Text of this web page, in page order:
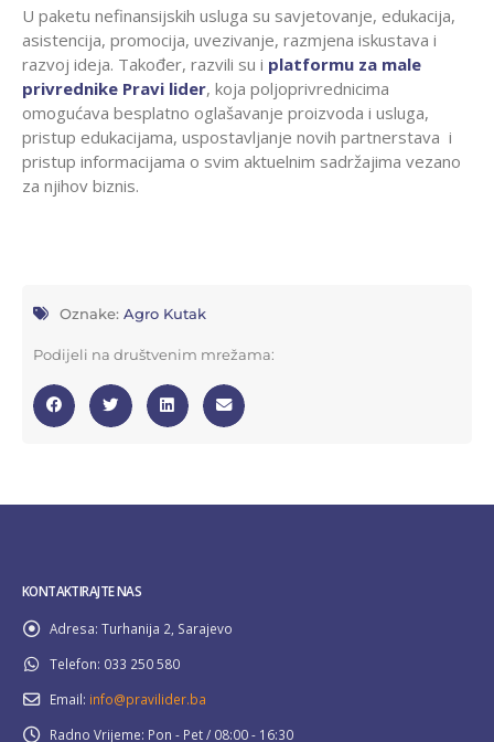
U paketu nefinansijskih usluga su savjetovanje, edukacija,
asistencija, promocija, uvezivanje, razmjena iskustava i
razvoj ideja. Također, razvili su i platformu za male
privrednike Pravi lider, koja poljoprivrednicima
omogućava besplatno oglašavanje proizvoda i usluga,
pristup edukacijama, uspostavljanje novih partnerstava i
pristup informacijama o svim aktuelnim sadržajima vezano
za njihov biznis.
Oznake: Agro Kutak
Podijeli na društvenim mrežama:
KONTAKTIRAJTE NAS
Adresa: Turhanija 2, Sarajevo
Telefon: 033 250 580
Email: info@pravilider.ba
Radno Vrijeme: Pon - Pet / 08:00 - 16:30